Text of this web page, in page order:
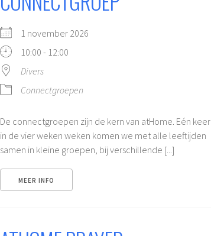
1 november 2026
10:00 - 12:00
Divers
Connectgroepen
De connectgroepen zijn de kern van atHome. Eén keer
in de vier weken weken komen we met alle leeftijden
samen in kleine groepen, bij verschillende [...]
MEER INFO